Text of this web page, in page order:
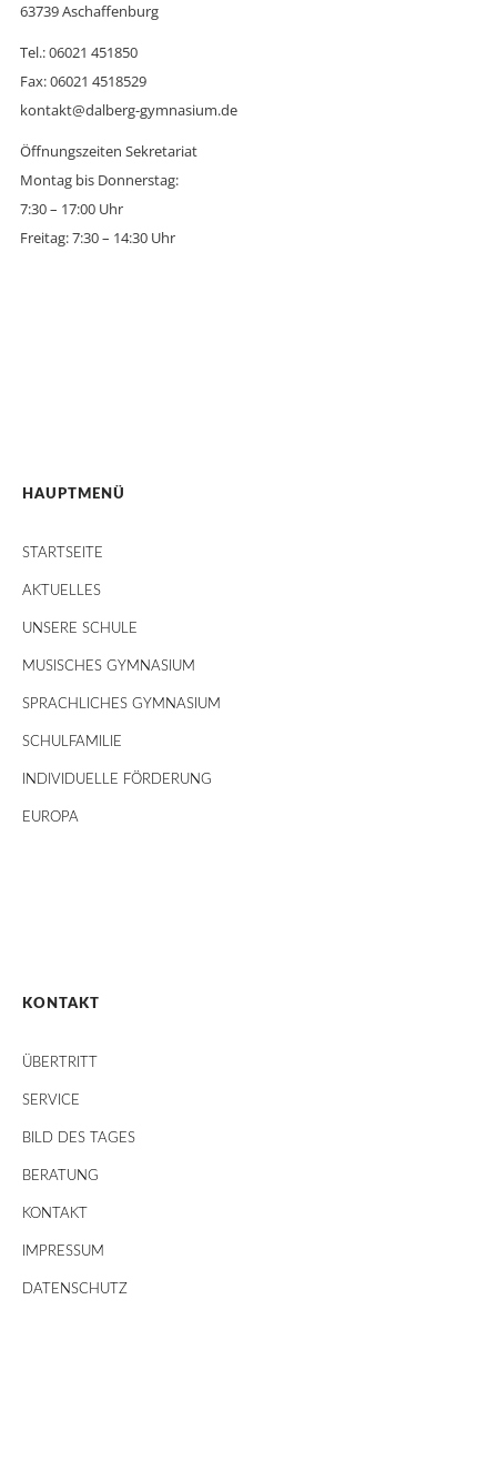
63739 Aschaffenburg
Tel.: 06021 451850
Fax: 06021 4518529
kontakt@dalberg-gymnasium.de
Öffnungszeiten Sekretariat
Montag bis Donnerstag:
7:30 – 17:00 Uhr
Freitag: 7:30 – 14:30 Uhr
HAUPTMENÜ
STARTSEITE
AKTUELLES
UNSERE SCHULE
MUSISCHES GYMNASIUM
SPRACHLICHES GYMNASIUM
SCHULFAMILIE
INDIVIDUELLE FÖRDERUNG
EUROPA
KONTAKT
ÜBERTRITT
SERVICE
BILD DES TAGES
BERATUNG
KONTAKT
IMPRESSUM
DATENSCHUTZ